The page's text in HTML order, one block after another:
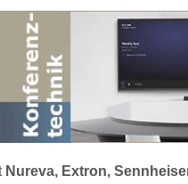
Nureva, Extron,